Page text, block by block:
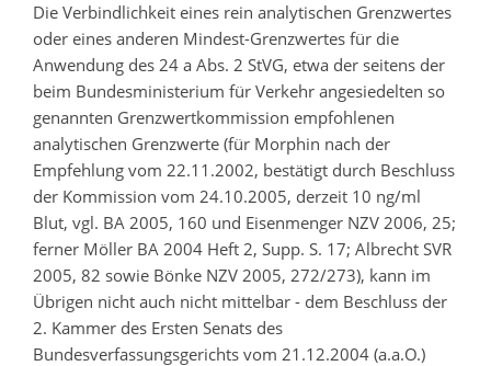
Die Verbindlichkeit eines rein analytischen Grenzwertes
oder eines anderen Mindest-Grenzwertes für die
Anwendung des 24 a Abs. 2 StVG, etwa der seitens der
beim Bundesministerium für Verkehr angesiedelten so
genannten Grenzwertkommission empfohlenen
analytischen Grenzwerte (für Morphin nach der
Empfehlung vom 22.11.2002, bestätigt durch Beschluss
der Kommission vom 24.10.2005, derzeit 10 ng/ml
Blut, vgl. BA 2005, 160 und Eisenmenger NZV 2006, 25;
ferner Möller BA 2004 Heft 2, Supp. S. 17; Albrecht SVR
2005, 82 sowie Bönke NZV 2005, 272/273), kann im
Übrigen nicht auch nicht mittelbar - dem Beschluss der
2. Kammer des Ersten Senats des
Bundesverfassungsgerichts vom 21.12.2004 (a.a.O.)